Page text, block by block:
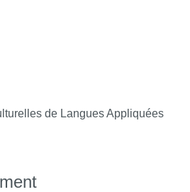
de Langues Appliquées